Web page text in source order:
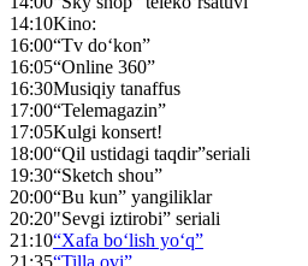
14:10Kino:
16:00“Tv do‘kon”
16:05“Online 360”
16:30Musiqiy tanaffus
17:00“Telemagazin”
17:05Kulgi konsert!
18:00“Qil ustidagi taqdir”seriali
19:30“Sketch shou”
20:00“Bu kun” yangiliklar
20:20"Sevgi iztirobi” seriali
21:10“Xafa bo‘lish yo‘q”
21:35“Tilla ovi”